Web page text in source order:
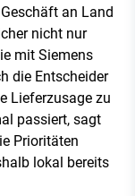
an Land
nicht nur
mit Siemens
die Entscheider
Lieferzusage zu
passiert, sagt
Prioritäten
lokal bereits